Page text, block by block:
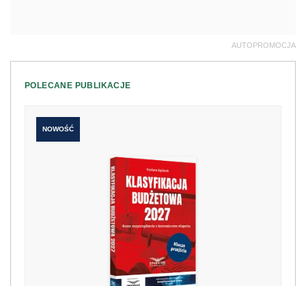
AUTOPROMOCJA
POLECANE PUBLIKACJE
NOWOŚĆ